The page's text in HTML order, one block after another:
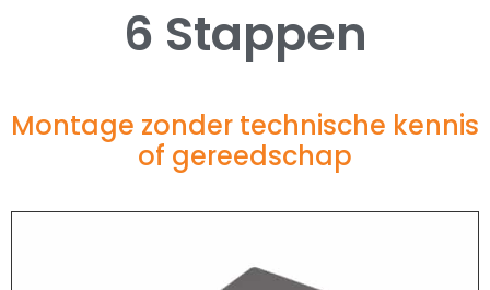
6 Stappen
Montage zonder technische kennis
of gereedschap